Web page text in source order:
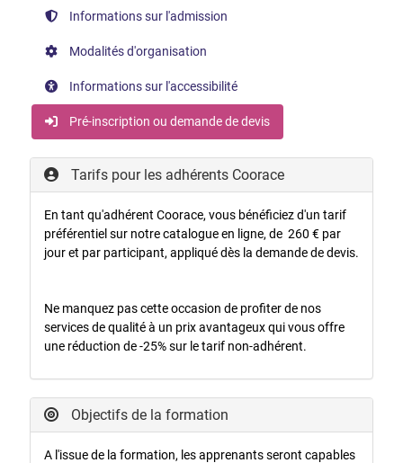
Informations sur l'admission
Modalités d'organisation
Informations sur l'accessibilité
Pré-inscription ou demande de devis
Tarifs pour les adhérents Coorace
En tant qu'adhérent Coorace, vous bénéficiez d'un tarif
préférentiel sur notre catalogue en ligne, de 260 € par
jour et par participant, appliqué dès la demande de devis.
Ne manquez pas cette occasion de profiter de nos
services de qualité à un prix avantageux qui vous offre
une réduction de -25% sur le tarif non-adhérent.
Objectifs de la formation
A l'issue de la formation, les apprenants seront capables